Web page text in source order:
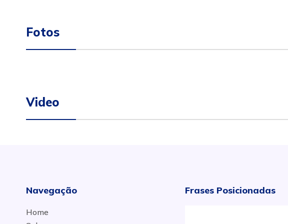
Fotos
Video
Navegação
Home
Frases Posicionadas